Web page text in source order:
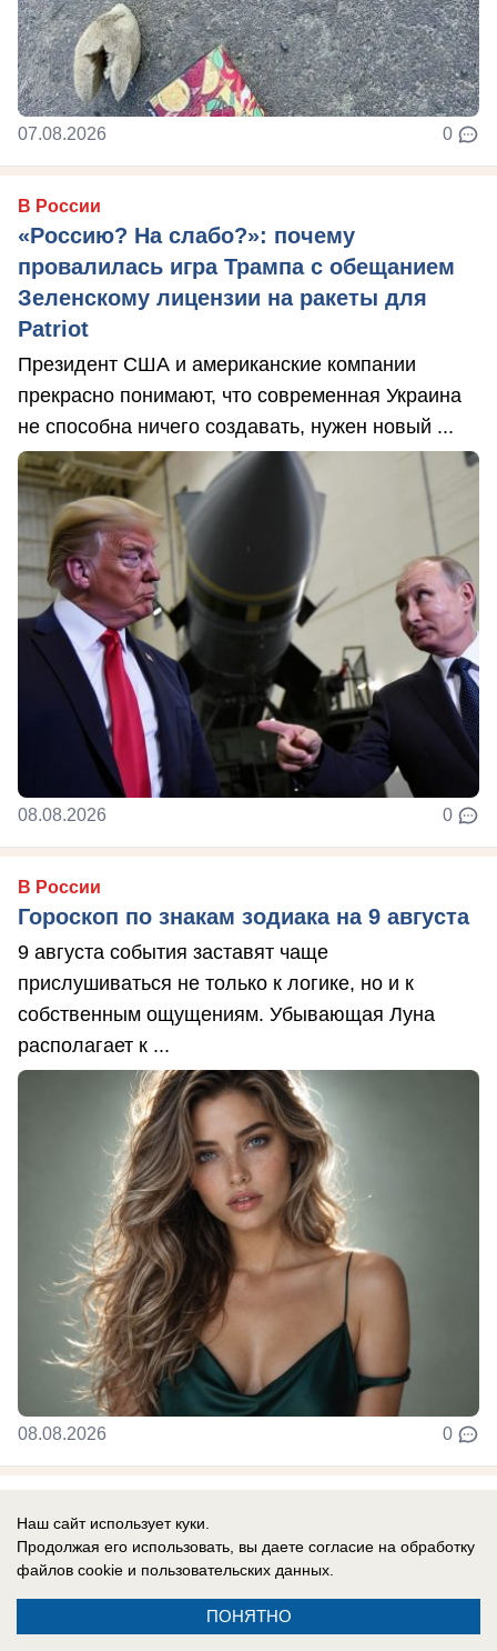
07.08.2026 0
В России
«Россию? На слабо?»: почему
провалилась игра Трампа с обещанием
Зеленскому лицензии на ракеты для
Patriot
Президент США и американские компании
прекрасно понимают, что современная Украина
не способна ничего создавать, нужен новый ...
08.08.2026 0
В России
Гороскоп по знакам зодиака на 9 августа
9 августа события заставят чаще
прислушиваться не только к логике, но и к
собственным ощущениям. Убывающая Луна
располагает к ...
08.08.2026 0
Новости СМИ2
Наш сайт использует куки.
Продолжая его использовать, вы даете согласие на обработку
файлов cookie и пользовательских данных.
ПОНЯТНО